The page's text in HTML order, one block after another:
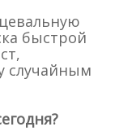
быстрой
случайным